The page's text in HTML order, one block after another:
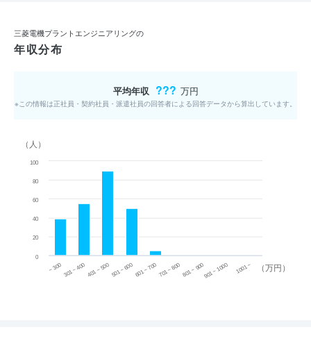
三菱電機プラントエンジニアリングの
年収分布
平均年収 ??? 万円
※この情報は正社員・契約社員・派遣社員の回答者による回答データから算出しています。
（万円）
（人）
~ 300 301 ~ 400 401 ~ 500501 ~ 600601 ~ 700701 ~ 800801 ~ 900901 ~ 1000 1001 ~
0
20
40
60
80
100